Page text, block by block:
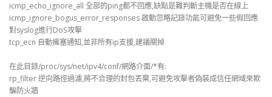
icmp_echo_ignore_all 全部的ping都不回應,缺點是難判斷主機是否在線上
icmp_ignore_bogus_error_responses 啟動忽略記錄功能可避免一些假回應
對syslog進行DoS攻擊
tcp_ecn 自動擁塞通知,並非所有ip支援,建議關掉
在此目錄/proc/sys/net/ipv4/conf/網路介面/*有:
rp_filter 逆向路徑過濾,將不合理的封包丟棄,可避免攻擊者偽裝成信任網域來欺
騙防火牆